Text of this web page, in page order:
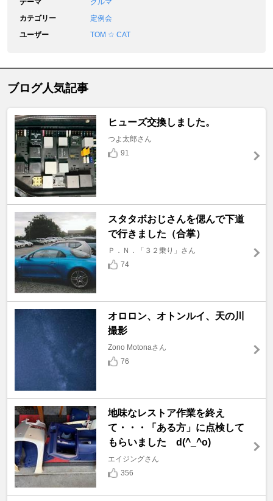
カテゴリー
定例会
ユーザー
TOM ☆ CAT
ブログ人気記事
ヒューズ交換しました。
つよ太郎さん
91
スタタボおじさんを偲んで下道
で行きました（合掌）
Ｐ．Ｎ．「３２乗り」さん
74
オロロン、オトンルイ、天の川
撮影
Zono Motonaさん
76
地味なレストア作業を終え
て・・・「ある方」に点検して
もらいました d(^_^o)
エイジングさん
356